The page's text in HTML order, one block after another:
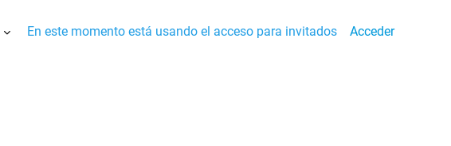
En este momento está usando el acceso para invitados Acceder